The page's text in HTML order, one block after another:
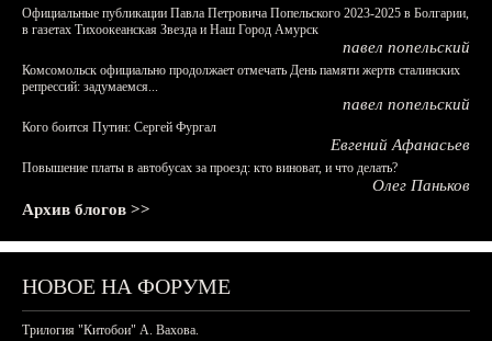
Официальные публикации Павла Петровича Попельского 2023-2025 в Болгарии,
в газетах Тихоокеанская Звезда и Наш Город Амурск
павел попельский
Комсомольск официально продолжает отмечать День памяти жертв сталинских
репрессий: задумаемся...
павел попельский
Кого боится Путин: Сергей Фургал
Евгений Афанасьев
Повышение платы в автобусах за проезд: кто виноват, и что делать?
Олег Паньков
Архив блогов >>
НОВОЕ НА ФОРУМЕ
Трилогия "Китобои" А. Вахова.